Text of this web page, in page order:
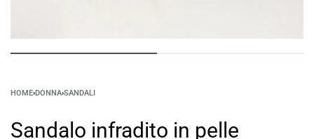
HOME›DONNA›SANDALI
Sandalo infradito in pelle